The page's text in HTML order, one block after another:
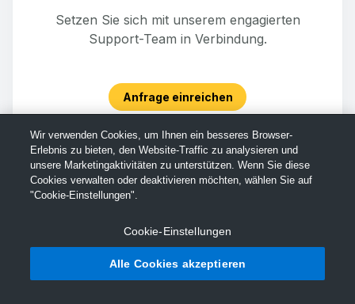
Setzen Sie sich mit unserem engagierten
Support-Team in Verbindung.
Anfrage einreichen
Wir verwenden Cookies, um Ihnen ein besseres Browser-
Erlebnis zu bieten, den Website-Traffic zu analysieren und
unsere Marketingaktivitäten zu unterstützen. Wenn Sie diese
Cookies verwalten oder deaktivieren möchten, wählen Sie auf
"Cookie-Einstellungen".
Cookie-Einstellungen
Alle Cookies akzeptieren